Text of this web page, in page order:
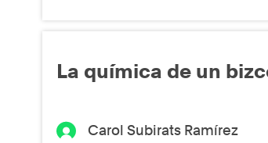
La química de un
Carol Subirats Ramírez